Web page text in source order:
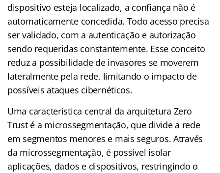
dispositivo esteja localizado, a confiança não é
automaticamente concedida. Todo acesso precisa
ser validado, com a autenticação e autorização
sendo requeridas constantemente. Esse conceito
reduz a possibilidade de invasores se moverem
lateralmente pela rede, limitando o impacto de
possíveis ataques cibernéticos.
Uma característica central da arquitetura Zero
Trust é a microssegmentação, que divide a rede
em segmentos menores e mais seguros. Através
da microssegmentação, é possível isolar
aplicações, dados e dispositivos, restringindo o